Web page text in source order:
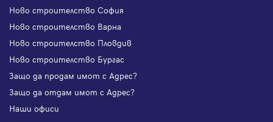
Ново строителство София
Ново строителство Варна
Ново строителство Пловдив
Ново строителство Бургас
Защо да продам имот с Адрес?
Защо да отдам имот с Адрес?
Наши офиси